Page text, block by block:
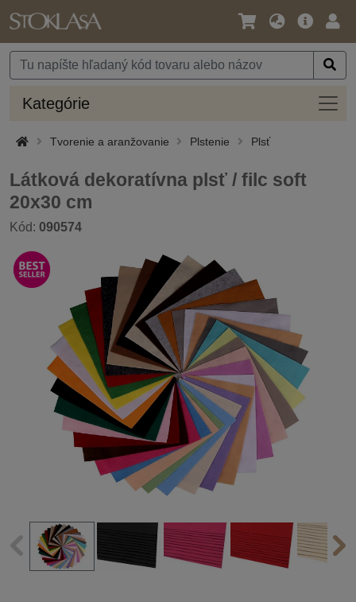
Jazyk
Mena
Hlavná
Kategórie
Tvorenie a aranžovanie Plstenie Plsť
Látková dekoratívna plsť / filc soft
20x30 cm
Kód: 090574